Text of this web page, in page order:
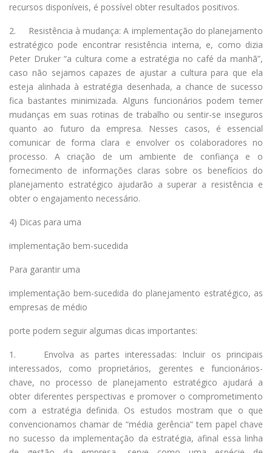
recursos disponíveis, é possível obter resultados positivos.
2. Resistência à mudança: A implementação do planejamento
estratégico pode encontrar resistência interna, e, como dizia
Peter Druker “a cultura come a estratégia no café da manhã”,
caso não sejamos capazes de ajustar a cultura para que ela
esteja alinhada à estratégia desenhada, a chance de sucesso
fica bastantes minimizada. Alguns funcionários podem temer
mudanças em suas rotinas de trabalho ou sentir-se inseguros
quanto ao futuro da empresa. Nesses casos, é essencial
comunicar de forma clara e envolver os colaboradores no
processo. A criação de um ambiente de confiança e o
fornecimento de informações claras sobre os benefícios do
planejamento estratégico ajudarão a superar a resistência e
obter o engajamento necessário.
4) Dicas para uma
implementação bem-sucedida
Para garantir uma
implementação bem-sucedida do planejamento estratégico, as
empresas de médio
porte podem seguir algumas dicas importantes:
1. Envolva as partes interessadas: Incluir os principais
interessados, como proprietários, gerentes e funcionários-
chave, no processo de planejamento estratégico ajudará a
obter diferentes perspectivas e promover o comprometimento
com a estratégia definida. Os estudos mostram que o que
convencionamos chamar de “média gerência” tem papel chave
no sucesso da implementação da estratégia, afinal essa linha